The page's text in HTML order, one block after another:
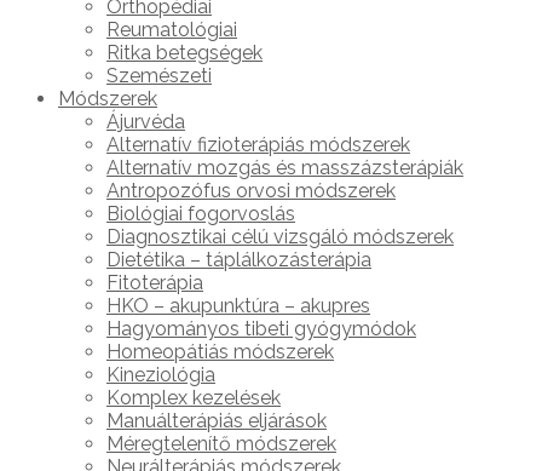
Orthopédiai
Reumatológiai
Ritka betegségek
Szemészeti
Módszerek
Ájurvéda
Alternatív fizioterápiás módszerek
Alternatív mozgás és masszázsterápiák
Antropozófus orvosi módszerek
Biológiai fogorvoslás
Diagnosztikai célú vizsgáló módszerek
Dietétika – táplálkozásterápia
Fitoterápia
HKO – akupunktúra – akupres
Hagyományos tibeti gyógymódok
Homeopátiás módszerek
Kineziológia
Komplex kezelések
Manuálterápiás eljárások
Méregtelenítő módszerek